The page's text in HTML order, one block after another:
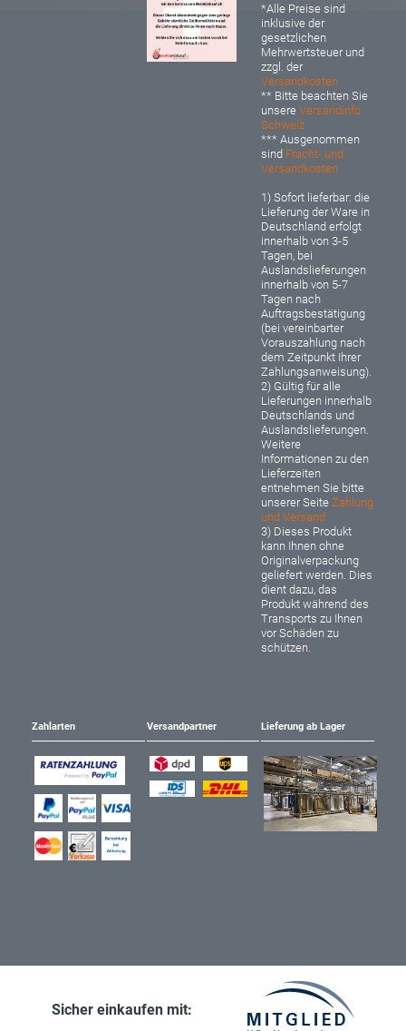
*Alle Preise sind
inklusive der
gesetzlichen
Mehrwertsteuer und
zzgl. der
Versandkosten
** Bitte beachten Sie
unsereVersandinfo
Schweiz
*** Ausgenommen
sind Fracht- und
Versandkosten
1) Sofort lieferbar: die
Lieferung der Ware in
Deutschland erfolgt
innerhalb von 3-5
Tagen, bei
Auslandslieferungen
innerhalb von 5-7
Tagen nach
Auftragsbestätigung
(bei vereinbarter
Vorauszahlung nach
dem Zeitpunkt Ihrer
Zahlungsanweisung).
2) Gültig für alle
Lieferungen innerhalb
Deutschlands und
Auslandslieferungen.
Weitere
Informationen zu den
Lieferzeiten
entnehmen Sie bitte
unserer SeiteZahlung
und Versand
3) Dieses Produkt
kann Ihnen ohne
Originalverpackung
geliefert werden. Dies
dient dazu, das
Produkt während des
Transports zu Ihnen
vor Schäden zu
schützen.
Zahlarten Versandpartner Lieferung ab Lager
Sicher einkaufen mit: